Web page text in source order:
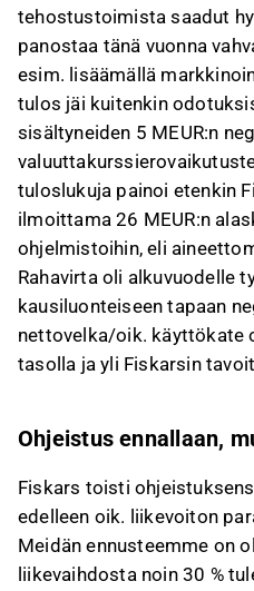
tehostustoimista saadut
panostaa tänä vuonna
esim. lisäämällä
tulos jäi kuitenkin
sisältyneiden 5 MEUR:n
tuloslukuja painoi etenkin
ilmoittama 26 MEUR:n
ohjelmistoihin, eli
Rahavirta oli alkuvuodelle
kausiluonteiseen tapaan
nettovelka/oik. käyttökate
tasolla ja yli Fiskarsin
Ohjeistus ennallaan,
Fiskars toisti
edelleen oik. liikevoiton
Meidän ennusteemme on
liikevaihdosta noin 30 %